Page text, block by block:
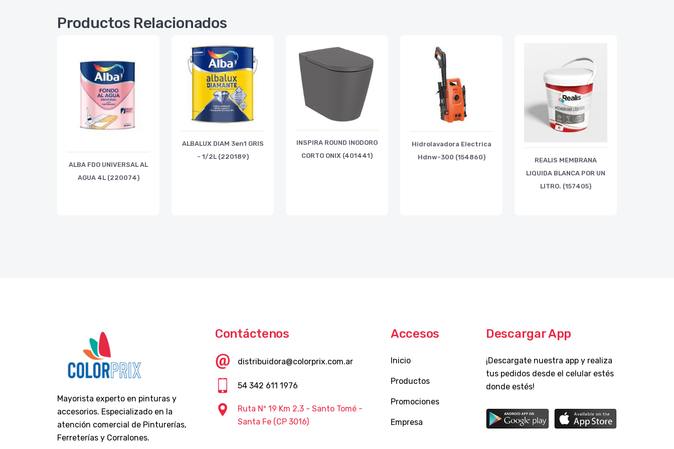
Productos Relacionados
ALBA FDO UNIVERSAL AL
AGUA 4L (220074)
ALBALUX DIAM 3en1 GRIS
- 1/2L (220189)
INSPIRA ROUND INODORO
CORTO ONIX (401441)
Hidrolavadora Electrica
Hdnw-300 (154860)
REALIS MEMBRANA
LIQUIDA BLANCA POR UN
LITRO. (157405)
Mayorista experto en pinturas y
accesorios. Especializado en la
atención comercial de Pinturerías,
Ferreterías y Corralones.
Contáctenos
distribuidora@colorprix.com.ar
54 342 611 1976
Ruta Nº 19 Km 2,3 - Santo Tomé -
Santa Fe (CP 3016)
Accesos
Inicio
Productos
Promociones
Empresa
Descargar App
¡Descargate nuestra app y realiza
tus pedidos desde el celular estés
donde estés!